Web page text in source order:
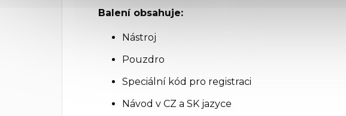
Balení obsahuje:
Nástroj
Pouzdro
Speciální kód pro registraci
Návod v CZ a SK jazyce